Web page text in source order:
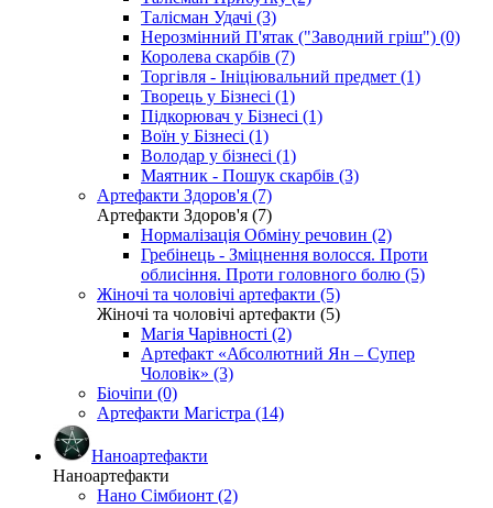
Талісман Удачі (3)
Нерозмінний П'ятак ("Заводний гріш") (0)
Королева скарбів (7)
Торгівля - Ініціювальний предмет (1)
Творець у Бізнесі (1)
Підкорювач у Бізнесі (1)
Воїн у Бізнесі (1)
Володар у бізнесі (1)
Маятник - Пошук скарбів (3)
Артефакти Здоров'я (7)
Артефакти Здоров'я (7)
Нормалізація Обміну речовин (2)
Гребінець - Зміцнення волосся. Проти
облисіння. Проти головного болю (5)
Жіночі та чоловічі артефакти (5)
Жіночі та чоловічі артефакти (5)
Магія Чарівності (2)
Артефакт «Абсолютний Ян – Супер
Чоловік» (3)
Біочіпи (0)
Артефакти Магістра (14)
Наноартефакти
Наноартефакти
Нано Сімбионт (2)